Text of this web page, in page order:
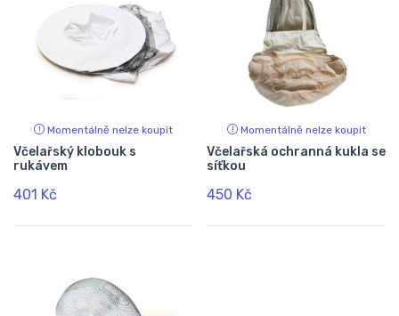
Momentálně nelze koupit
Včelařský klobouk s
rukávem
401 Kč
Momentálně nelze koupit
Včelařská ochranná kukla se
síťkou
450 Kč